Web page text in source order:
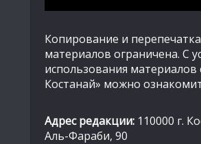
Копирование и перепечатка
материалов ограничена. С
использования материалов
Костанай» можно
Адрес редакции: 110000 г.
Аль-Фараби, 90